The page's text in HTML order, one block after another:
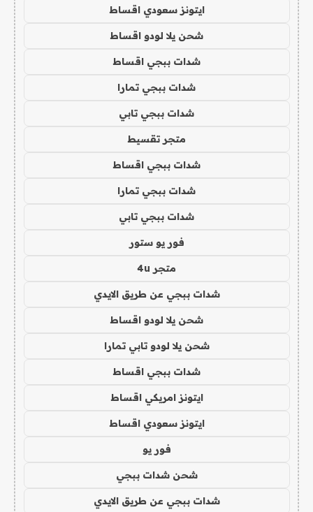
ايتونز سعودي اقساط
شحن يلا لودو اقساط
شدات ببجي اقساط
شدات ببجي تمارا
شدات ببجي تابي
متجر تقسيط
شدات ببجي اقساط
شدات ببجي تمارا
شدات ببجي تابي
فور يو ستور
متجر 4u
شدات ببجي عن طريق الايدي
شحن يلا لودو اقساط
شحن يلا لودو تابي تمارا
شدات ببجي اقساط
ايتونز امريكي اقساط
ايتونز سعودي اقساط
فور يو
شحن شدات ببجي
شدات ببجي عن طريق الايدي